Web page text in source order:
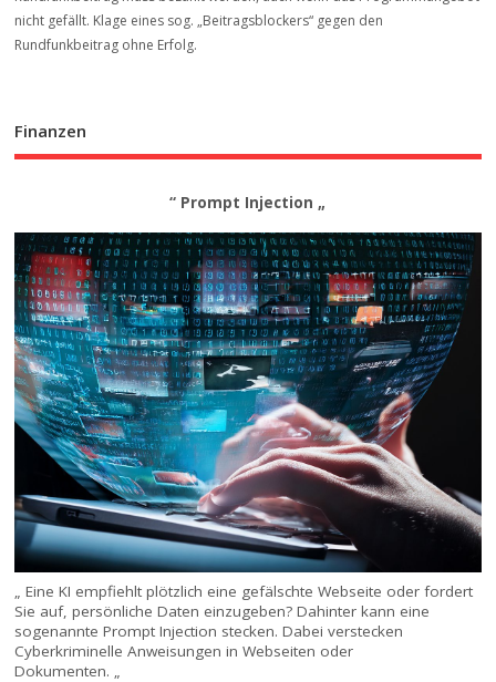
nicht gefällt. Klage eines sog. „Beitrags­blockers“ gegen den
Rundfunkbeitrag ohne Erfolg.
Finanzen
“ Prompt Injection „
„ Eine KI empfiehlt plötzlich eine gefälschte Webseite oder fordert
Sie auf, persönliche Daten einzugeben? Dahinter kann eine
sogenannte Prompt Injection stecken. Dabei verstecken
Cyberkriminelle Anweisungen in Webseiten oder
Dokumenten. „